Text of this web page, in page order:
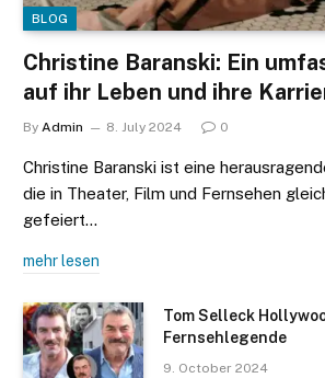
BLOG
Christine Baranski: Ein
auf ihr Leben und ihre
By Admin 8. July 2024 0
Christine Baranski ist eine
die in Theater, Film und Fernsehen
gefeiert…
mehr lesen
Tom Selleck
Fernsehlegende
9. October 2024